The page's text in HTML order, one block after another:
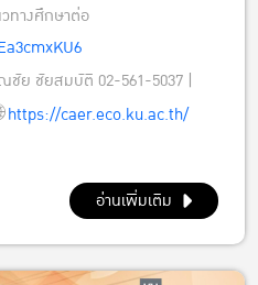
ทางศึกษาต่อ
ย ชัยสมบัติ 02-561-5037 |
https://caer.eco.ku.ac.th/
อ่านเพิ่มเติม